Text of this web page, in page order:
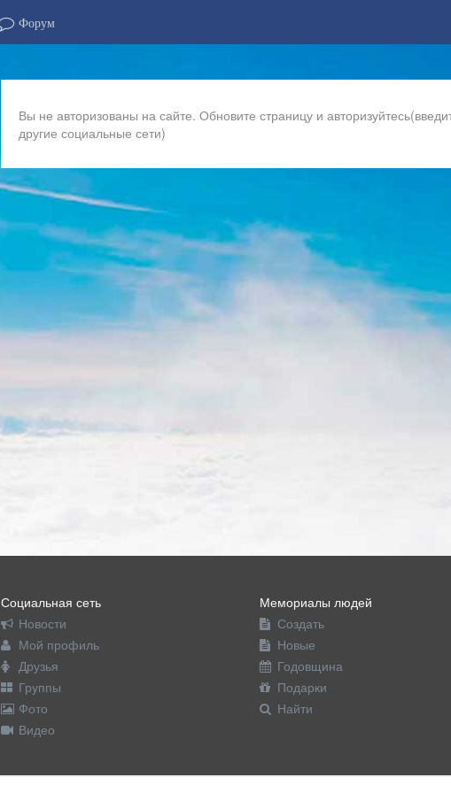
Форум
Вы не авторизованы на сайте. Обновите страницу и
другие социальные сети)
Социальная сеть
Новости
Мой профиль
Друзья
Группы
Фото
Видео
Мемориалы людей
Создать
Новые
Годовщина
Подарки
Найти